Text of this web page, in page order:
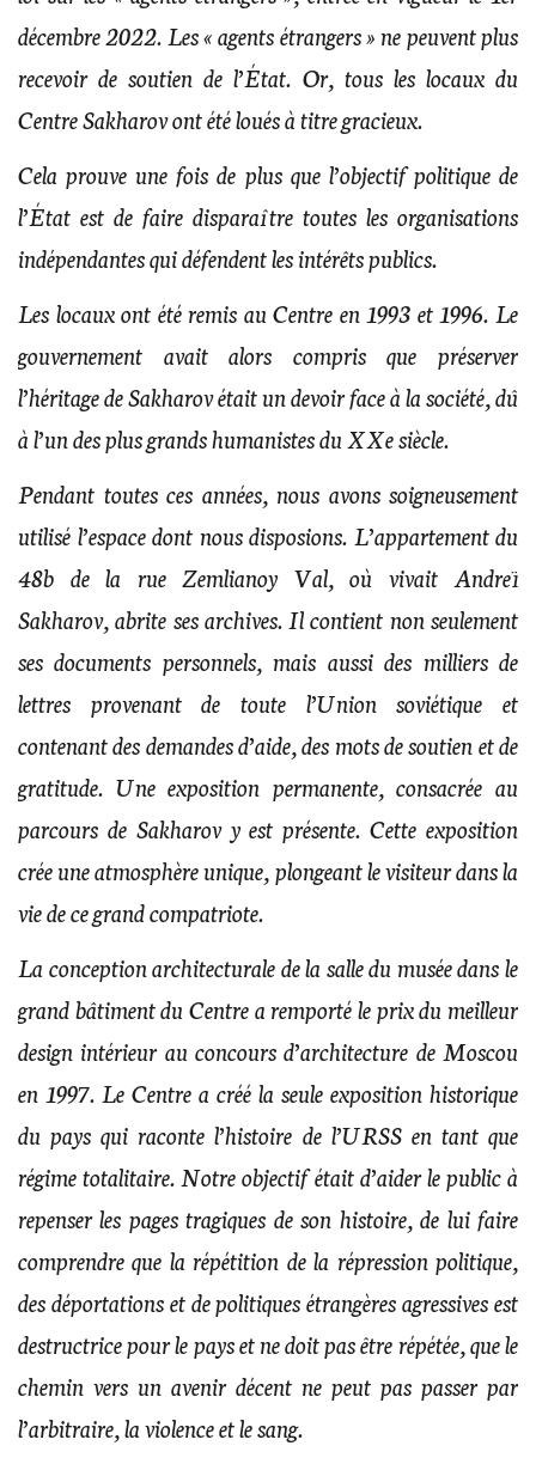
décembre 2022. Les « agents étrangers » ne peuvent plus
recevoir de soutien de l’État. Or, tous les locaux du
Centre Sakharov ont été loués à titre gracieux.
Cela prouve une fois de plus que l’objectif politique de
l’État est de faire disparaître toutes les organisations
indépendantes qui défendent les intérêts publics.
Les locaux ont été remis au Centre en 1993 et 1996. Le
gouvernement avait alors compris que préserver
l’héritage de Sakharov était un devoir face à la société, dû
à l’un des plus grands humanistes du XXe siècle.
Pendant toutes ces années, nous avons soigneusement
utilisé l’espace dont nous disposions. L’appartement du
48b de la rue Zemlianoy Val, où vivait Andreï
Sakharov, abrite ses archives. Il contient non seulement
ses documents personnels, mais aussi des milliers de
lettres provenant de toute l’Union soviétique et
contenant des demandes d’aide, des mots de soutien et de
gratitude. Une exposition permanente, consacrée au
parcours de Sakharov y est présente. Cette exposition
crée une atmosphère unique, plongeant le visiteur dans la
vie de ce grand compatriote.
La conception architecturale de la salle du musée dans le
grand bâtiment du Centre a remporté le prix du meilleur
design intérieur au concours d’architecture de Moscou
en 1997. Le Centre a créé la seule exposition historique
du pays qui raconte l’histoire de l’URSS en tant que
régime totalitaire. Notre objectif était d’aider le public à
repenser les pages tragiques de son histoire, de lui faire
comprendre que la répétition de la répression politique,
des déportations et de politiques étrangères agressives est
destructrice pour le pays et ne doit pas être répétée, que le
chemin vers un avenir décent ne peut pas passer par
l’arbitraire, la violence et le sang.